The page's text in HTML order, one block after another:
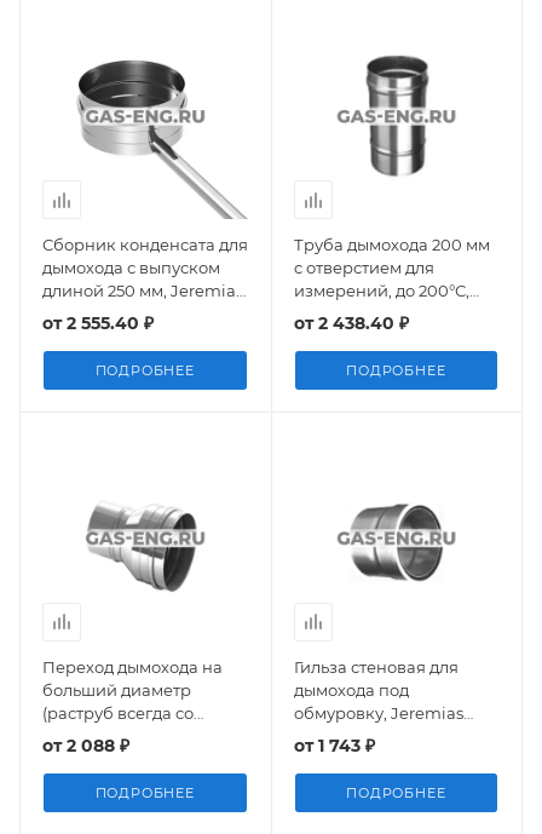
Сборник конденсата для
дымохода с выпуском
длиной 250 мм, Jeremias
FU01
от2 555.40 ₽
ПОДРОБНЕЕ
Труба дымохода 200 мм
с отверстием для
измерений, до 200°С,
Jeremias FU112
от2 438.40 ₽
ПОДРОБНЕЕ
Переход дымохода на
больший диаметр
(раструб всегда со
стороны дымохода),
Jeremias EW E
от2 088 ₽
ПОДРОБНЕЕ
Гильза стеновая для
дымохода под
обмуровку, Jeremias
FU42
от1 743 ₽
ПОДРОБНЕЕ